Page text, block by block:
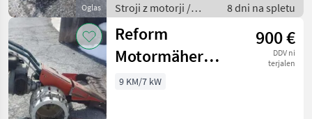
Oglas
Stroji z motorji /
Motorna kosilnica/
prekopalnik
8 dni na spletu
Reform
Motormäher
111S
900 €
DDV ni
terjalen
9 KM/7 kW